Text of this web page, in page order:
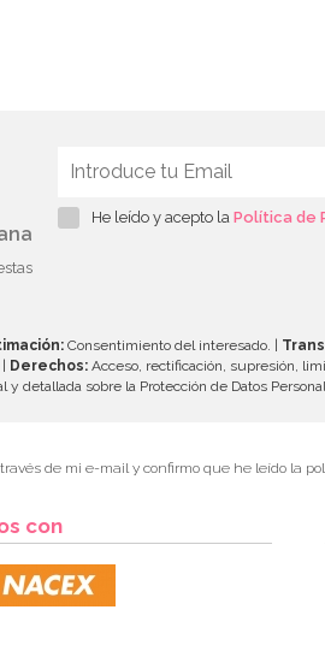
He leído y acepto la Política de
Consentimiento del interesado. |
. | Derechos: Acceso, rectificación, supresión,
y detallada sobre la Protección de Datos
de mi e-mail y confirmo que he leído la
con